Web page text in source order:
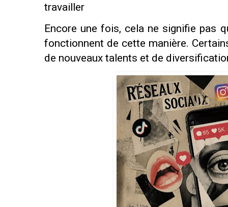
travailler
Encore une fois, cela ne signifie pas
fonctionnent de cette manière.
de nouveaux talents et de